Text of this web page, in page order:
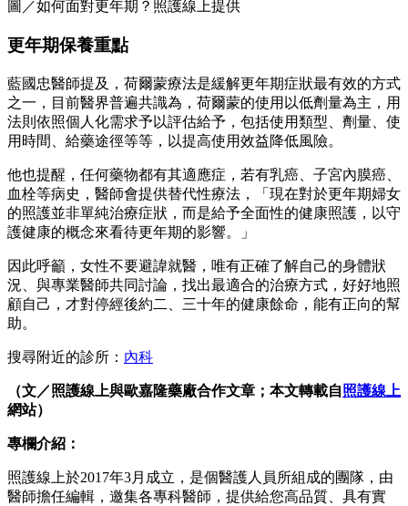
圖／如何面對更年期？照護線上提供
更年期保養重點
藍國忠醫師提及，荷爾蒙療法是緩解更年期症狀最有效的方式
之一，目前醫界普遍共識為，荷爾蒙的使用以低劑量為主，用
法則依照個人化需求予以評估給予，包括使用類型、劑量、使
用時間、給藥途徑等等，以提高使用效益降低風險。
他也提醒，任何藥物都有其適應症，若有乳癌、子宮內膜癌、
血栓等病史，醫師會提供替代性療法，「現在對於更年期婦女
的照護並非單純治療症狀，而是給予全面性的健康照護，以守
護健康的概念來看待更年期的影響。」
因此呼籲，女性不要避諱就醫，唯有正確了解自己的身體狀
況、與專業醫師共同討論，找出最適合的治療方式，好好地照
顧自己，才對停經後約二、三十年的健康餘命，能有正向的幫
助。
搜尋附近的診所： 內科
（文／照護線上與歐嘉隆藥廠合作文章；本文轉載自照護線上
網站）
專欄介紹：
照護線上於2017年3月成立，是個醫護人員所組成的團隊，由
醫師擔任編輯，邀集各專科醫師，提供給您高品質、具有實